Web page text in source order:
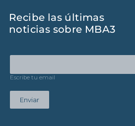
Recibe las últimas
noticias sobre MBA3
Escribe tu email
Enviar